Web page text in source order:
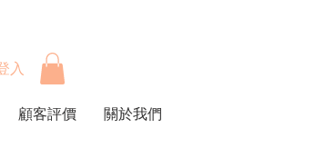
入
顧客評價 關於我們